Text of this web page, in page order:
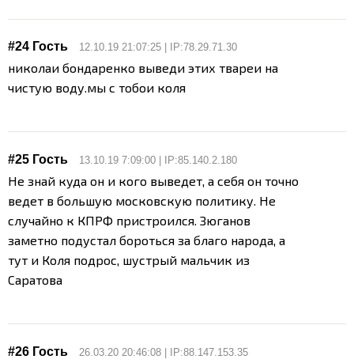
#24 Гость 12.10.19 21:07:25 | IP:78.29.71.30
николаи бондаренко выведи этих твареи на
чистую воду.мы с тобои коля
#25 Гость 13.10.19 7:09:00 | IP:85.140.2.180
Не знай куда он и кого выведет, а себя он точно
ведет в большую московскую политику. Не
случайно к КПРФ пристроился. Зюганов
заметно подустал бороться за благо народа, а
тут и Коля подрос, шустрый мальчик из
Саратова
#26 Гость 26.03.20 20:46:08 | IP:88.147.153.35